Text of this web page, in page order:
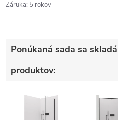
Záruka: 5 rokov
Ponúkaná sada sa
produktov: